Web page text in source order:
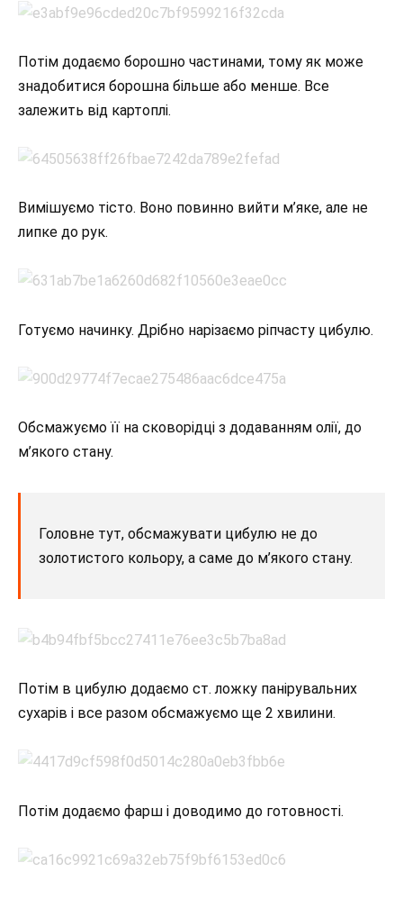
Потім додаємо борошно частинами, тому як може
знадобитися борошна більше або менше. Все
залежить від картоплі.
Вимішуємо тісто. Воно повинно вийти м’яке, але не
липке до рук.
Готуємо начинку. Дрібно нарізаємо ріпчасту цибулю.
Обсмажуємо її на сковорідці з додаванням олії, до
м’якого стану.
Головне тут, обсмажувати цибулю не до
золотистого кольору, а саме до м’якого стану.
Потім в цибулю додаємо ст. ложку панірувальних
сухарів і все разом обсмажуємо ще 2 хвилини.
Потім додаємо фарш і доводимо до готовності.